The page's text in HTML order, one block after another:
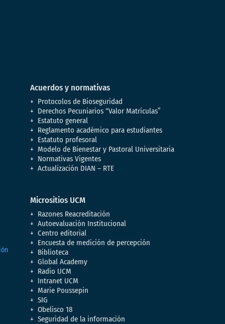
Acuerdos y normativas
Protocolos de Bioseguridad
Derechos Pecuniarios “Valor Matrículas”
Estatuto general
Reglamento académico para estudiantes
Estatuto profesoral
Modelo de Bienestar y Pastoral Universitaria
Normativas Vigentes
Actualización DIAN – RTE
Micrositios UCM
Razones Reacreditación
Autoevaluación Institucional
Centro editorial
Encuesta de medición de percepción
Biblioteca
Global Academy
Radio UCM
Intranet UCM
Marie Poussepin
SIG
Obelisco 18
Seguridad de la información